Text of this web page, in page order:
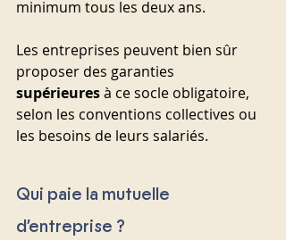
minimum tous les deux ans.
Les entreprises peuvent bien sûr
proposer des garanties
supérieures à ce socle obligatoire,
selon les conventions collectives ou
les besoins de leurs salariés.
Qui paie la mutuelle
d’entreprise ?